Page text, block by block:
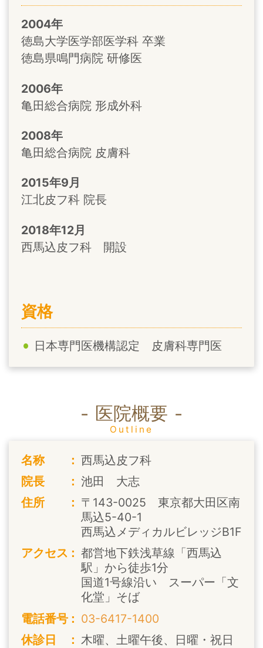
2004年
徳島大学医学部医学科 卒業
徳島県鳴門病院 研修医
2006年
亀田総合病院 形成外科
2008年
亀田総合病院 皮膚科
2015年9月
江北皮フ科 院長
2018年12月
西馬込皮フ科 開設
資格
日本専門医機構認定 皮膚科専門医
医院概要
Outline
名称
西馬込皮フ科
院長
池田 大志
住所
〒143-0025 東京都大田区南
馬込5-40-1
西馬込メディカルビレッジB1F
アクセス
都営地下鉄浅草線「西馬込
駅」から徒歩1分
国道1号線沿い スーパー「文
化堂」そば
電話番号
03-6417-1400
休診日
木曜、土曜午後、日曜・祝日